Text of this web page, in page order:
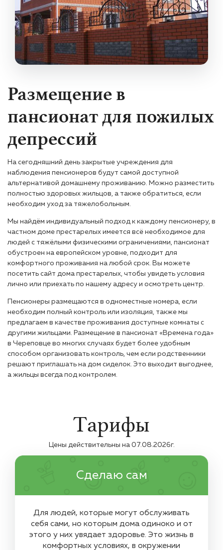
Размещение в
пансионат для пожилых
депрессий
На сегодняшний день закрытые учреждения для
наблюдения пенсионеров будут самой доступной
альтернативой домашнему проживанию. Можно разместить
полностью здоровых жильцов, а также обратиться, если
необходим уход за тяжелобольным.
Мы найдём индивидуальный подход к каждому пенсионеру, в
частном доме престарелых имеется всё необходимое для
людей с тяжёлыми физическими ограничениями, пансионат
обустроен на европейском уровне, подходит для
комфортного проживания на любой срок. Вы можете
посетить сайт дома престарелых, чтобы увидеть условия
лично или приехать по нашему адресу и осмотреть центр.
Пенсионеры размещаются в одноместные номера, если
необходим полный контроль или изоляция, также мы
предлагаем в качестве проживания доступные комнаты с
другими жильцами. Размещение в пансионат «Времена года»
в Череповце во многих случаях будет более удобным
способом организовать контроль, чем если родственники
решают приглашать на дом сиделок. Это выходит выгоднее,
а жильцы всегда под контролем.
Тарифы
Цены действительны на 07.08.2026г.
Сделаю сам
Для людей, которые могут обслуживать
себя сами, но которым дома одиноко и от
этого у них увядает здоровье. Это жизнь в
комфортных условиях, в окружении